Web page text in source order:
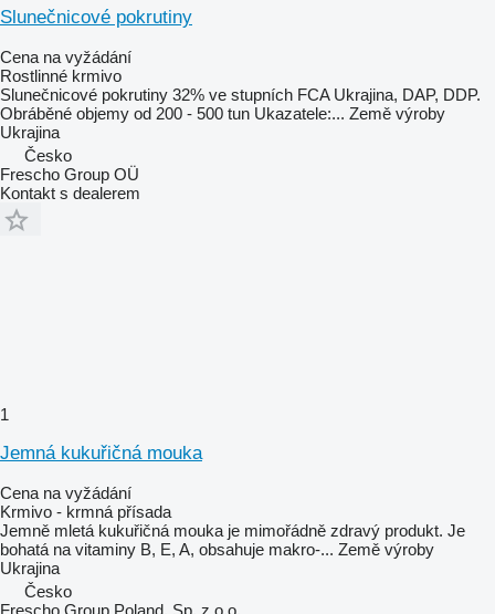
Slunečnicové pokrutiny
Cena na vyžádání
Rostlinné krmivo
Slunečnicové pokrutiny 32% ve stupních FCA Ukrajina, DAP, DDP.
Obráběné objemy od 200 - 500 tun Ukazatele:... Země výroby
Ukrajina
Česko
Frescho Group OÜ
Kontakt s dealerem
1
Jemná kukuřičná mouka
Cena na vyžádání
Krmivo - krmná přísada
Jemně mletá kukuřičná mouka je mimořádně zdravý produkt. Je
bohatá na vitaminy B, E, A, obsahuje makro-... Země výroby
Ukrajina
Česko
Frescho Group Poland, Sp. z o.o.